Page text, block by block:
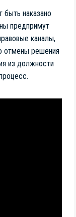
наказано
предпримут
каналы,
отмены решения
из должности